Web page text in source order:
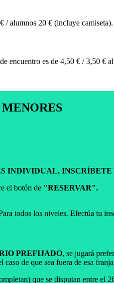
/ alumnos 20 € (incluye camiseta).
encuentro es de 4,50 € / 3,50 €
INDIVIDUAL,
el botón de "RESERVAR".
todos los niveles. Efectúa tu
PREFIJADO, se jugará
caso de que sea fuera de esa
que se disputan entre